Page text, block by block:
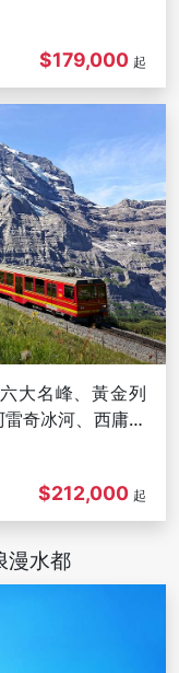
$179,000 起
大名峰、黃金列
奇冰河、西庸古
$212,000 起
水都